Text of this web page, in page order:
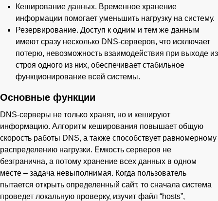
Кеширование данных. Временное хранение
информации помогает уменьшить нагрузку на систему.
Резервирование. Доступ к одним и тем же данным
имеют сразу несколько DNS-серверов, что исключает
потерю, невозможность взаимодействия при выходе из
строя одного из них, обеспечивает стабильное
функционирование всей системы.
Основные функции
DNS-серверы не только хранят, но и кешируют
информацию. Алгоритм кеширования повышает общую
скорость работы DNS, а также способствует равномерному
распределению нагрузки. Емкость серверов не
безгранична, а потому хранение всех данных в одном
месте – задача невыполнимая. Когда пользователь
пытается открыть определенный сайт, то сначала система
проведет локальную проверку, изучит файл “hosts”,